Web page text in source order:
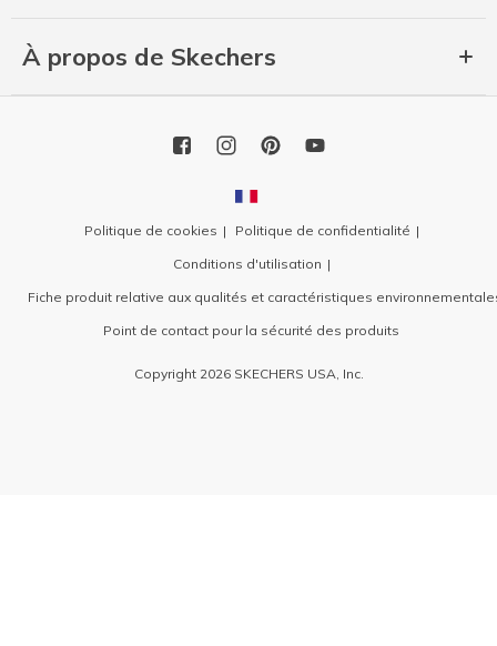
À propos de Skechers
Politique de cookies
Politique de confidentialité
Conditions d'utilisation
Fiche produit relative aux qualités et caractéristiques
Point de contact pour la sécurité des produits
Copyright 2026 SKECHERS USA, Inc.